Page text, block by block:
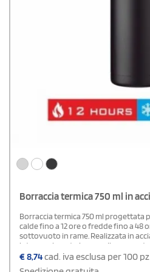
Borraccia termica 750 ml in
Borraccia termica 750 ml progettata
calde fino a 12 ore o fredde fino a 48
sottovuoto in rame. Realizzata in
interno placcato in rame. Il corpo
a spruzzo in polvere. La borraccia
€8,74cad. iva esclusa per 100 pz